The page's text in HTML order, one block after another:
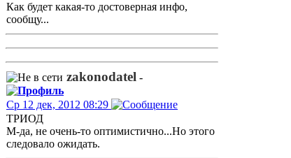
Как будет какая-то достоверная инфо,
сообщу...
zakonodatel -
Ср 12 дек, 2012 08:29
ТРИОД
М-да, не очень-то оптимистично...Но этого
следовало ожидать.